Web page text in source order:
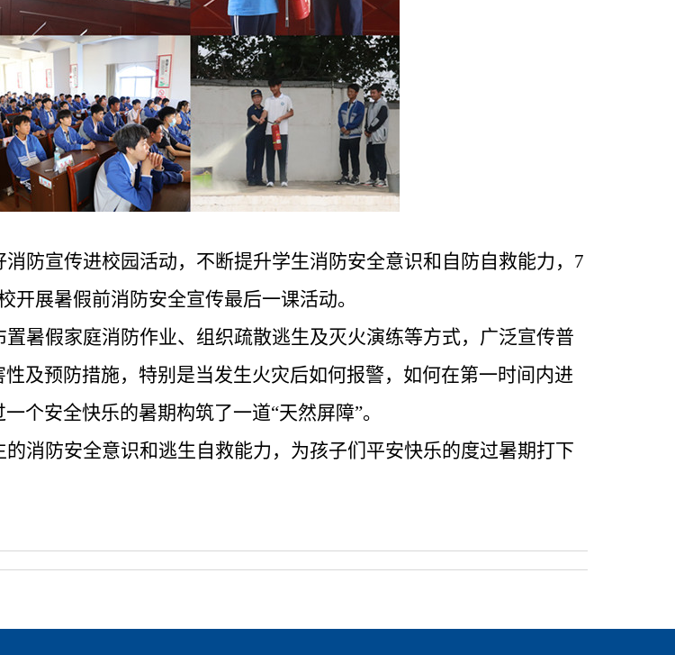
防宣传进校园活动，不断提升学生消防安全意识和自防自救能力， 7
开展暑假前消防安全宣传最后一课活动。
暑假家庭消防作业、组织疏散逃生及灭火演练等方式，广泛宣传普
及预防措施，特别是当发生火灾后如何报警，如何在第一时间内进
个安全快乐的暑期构筑了一道“天然屏障”。
消防安全意识和逃生自救能力，为孩子们平安快乐的度过暑期打下